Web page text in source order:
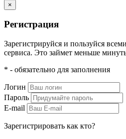
×
Регистрация
Зарегистрируйся и пользуйся
сервиса. Это займет меньше
* - обязательно для заполнения
Логин
Пароль
E-mail
Зарегистрировать как кто?